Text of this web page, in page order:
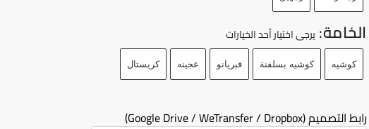
الخامة: يرجى اختيار أحد الخيارات
كوشيه كوشيه بسلفنة فبريانو عجينه كريستال
رابط التصميم (Google Drive / WeTransfer / Dropbox)